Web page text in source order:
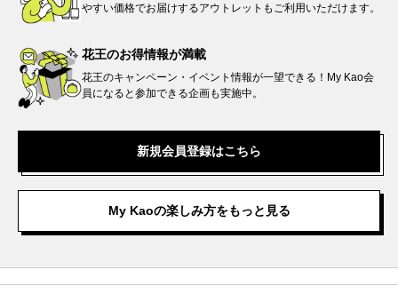
やすい価格でお届けするアウトレットもご利用いただけます。
花王のお得情報が満載
花王のキャンペーン・イベント情報が一望できる！My Kao会
員になると参加できる企画も実施中。
新規会員登録はこちら
My Kaoの楽しみ方をもっと見る